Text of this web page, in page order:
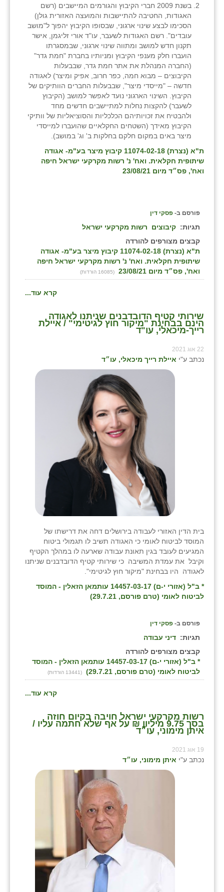
בשנת 2009 חברי הקיבוץ והגורמים המיישבים (רשם
האגודות, החטיבה להתיישבות והמועצה האזורית גולן)
הסכימו לבצע שינוי ארגוני, שבסופו הקיבוץ יהפוך ל"מושב
עובדים". רשם האגודות לשעבר, עו"ד אורי זליגמן, אישר
תקנון חדש למושב ומתווה שינוי ארגוני, שבמסגרתו
הועברו חלק מענפי הקיבוץ ומניותיו בחברת "חמת גדר"
(החברה המנהלת את אתר חמת גדר, שבבעלות
הקיבוצים – מבוא חמה, כפר חרוב, אפיק ומיצר) לאגודה
חדשה – "מייסדי מיצר", שבבעלות החברים הוותיקים של
הקיבוץ. השינוי הארגוני נועד לאפשר למושב (הקיבוץ
לשעבר) להקצות נחלות למתיישבים חדשים מחד
ולהבטיח את זכויותיהם הכלכליות והסוציאליות של וותיקי
הקיבוץ מאידך (השטחים החקלאיים שהועברו למייסדי
מיצר באים במקום חלקם בחלקות ב' וג' במושב).
ת"א (נצרת) 11074-02-18 קיבוץ מיצר בע"מ- אגודה
שיתופית חקלאית. ואח' נ' רשות מקרקעי ישראל חיפה
ואח', פס״ד מיום 23/08/21
פורסם ב- פסקי דין
תגיות: קיבוצים
רשות מקרקעי ישראל
קבצים מצורפים להורדה
ת"א (נצרת) 11074-02-18 קיבוץ מיצר בע"מ- אגודה
שיתופית חקלאית. ואח' נ' רשות מקרקעי ישראל חיפה
ואח', פס״ד מיום 23/08/21
(16085 הורדות)
קרא עוד...
שירותי קטיף הדובדבנים שניתנו לאגודה
הינם בבחינת "מיקור חוץ לגיטימי" / איילת
רייך-מיכאלי, עו"ד
22 אוג 2021
נכתב ע"י איילת רייך מיכאלי, עו״ד
בית הדין האזורי לעבודה בירושלים דחה את דרישתו של
המוסד לביטוח לאומי כי האגודה תשיב לו תגמולי ביטוח
המגיעים לעובד בגין תאונת עבודה שארעה לו במהלך הקטיף
וקיבל את עמדת המשיבה כי שירותי קטיף הדובדבנים שניתנו
לאגודה היו בבחינת "מיקור חוץ לגיטימי".
* ב"ל (אזורי י-ם) 14457-03-17 עותמאן הזאלין - המוסד
לביטוח לאומי (טרם פורסם, 29.7.21)
פורסם ב- פסקי דין
תגיות: דיני עבודה
קבצים מצורפים להורדה
* ב"ל (אזורי י-ם) 14457-03-17 עותמאן הזאלין - המוסד
לביטוח לאומי (טרם פורסם, 29.7.21)
(13441 הורדות)
קרא עוד...
רשות מקרקעי ישראל חויבה בקיום חוזה
בסך 9.75 מיליון ₪ על אף שלא חתמה עליו /
איתן מימוני, עו״ד
19 אוג 2021
נכתב ע"י איתן מימוני, עו״ד
נהריה (אג״ש)
ניר צבי
עין חצבה
עין תמר
רועי
רימונים
רמת הדר
שדה ורבורג
שדה צבי
שכניה
תלמי יוסף
בוסתן הגליל